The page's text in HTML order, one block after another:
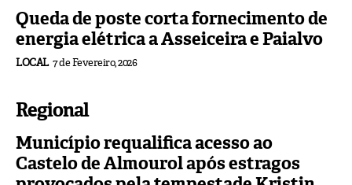
Queda de poste corta fornecimento de
energia elétrica a Asseiceira e Paialvo
LOCAL 7 de Fevereiro, 2026
Regional
Município requalifica acesso ao
Castelo de Almourol após estragos